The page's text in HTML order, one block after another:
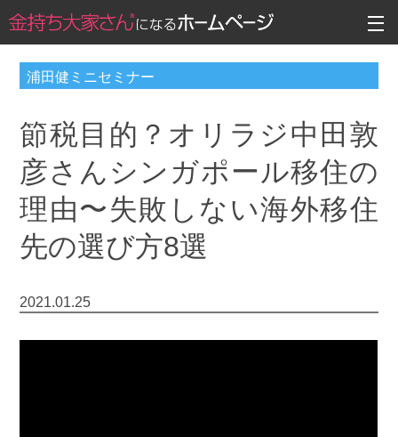
浦田健ミニセミナー
節税目的？オリラジ中田敦
彦さんシンガポール移住の
理由〜失敗しない海外移住
先の選び方8選
2021.01.25